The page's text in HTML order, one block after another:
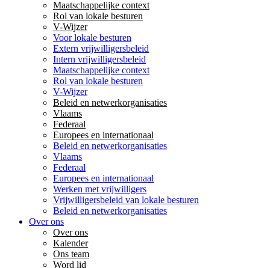
Maatschappelijke context
Rol van lokale besturen
V-Wijzer
Voor lokale besturen
Extern vrijwilligersbeleid
Intern vrijwilligersbeleid
Maatschappelijke context
Rol van lokale besturen
V-Wijzer
Beleid en netwerkorganisaties
Vlaams
Federaal
Europees en internationaal
Beleid en netwerkorganisaties
Vlaams
Federaal
Europees en internationaal
Werken met vrijwilligers
Vrijwilligersbeleid van lokale besturen
Beleid en netwerkorganisaties
Over ons
Over ons
Kalender
Ons team
Word lid